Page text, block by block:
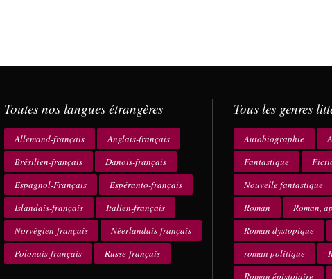
Toutes nos langues étrangères
Allemand-français
Anglais-français
Brésilien-français
Danois-français
Espagnol-Français
Espéranto-français
Islandais-français
Italien-français
Norvégien-français
Néerlandais-français
Polonais-français
Russe-français
Tous les genres
Autobiographie
Fantastique
Nouvelle fantastique
Roman
Roman,
Roman dystopique
roman politique
Roman épistolaire